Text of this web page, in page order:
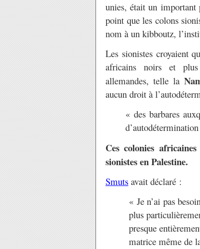
unies, était un important
point que les colons
nom à un kibboutz,
Les sionistes croyaient
africains noirs et plus
allemandes, telle la
aucun droit à
« des barbares
Ces colonies
sionistes en Palestine.
Smuts avait déclaré :
« Je n’ai pas
plus
presque
matrice même de